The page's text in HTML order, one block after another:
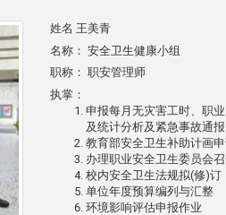
姓名 王美青
名称： 安全卫生健康小组
职称： 职安管理师
执掌：
申报每月无灾害工时、职
及统计分析及紧急事故通报
教育部安全卫生补助计画
办理职业安全卫生委员会
校内安全卫生法规拟(修)订
单位年度预算编列与汇整
环境影响评估申报作业